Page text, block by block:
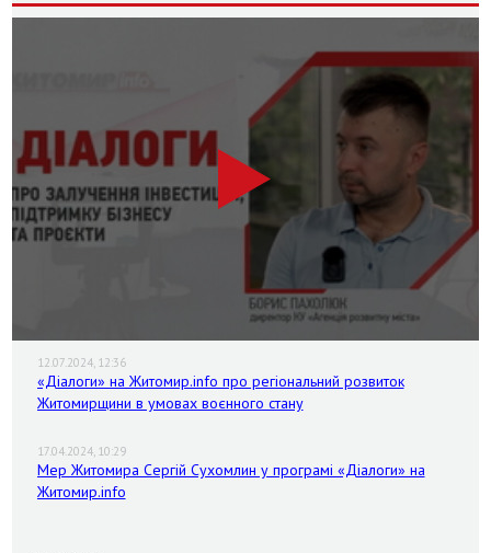
12.07.2024, 12:36
«Діалоги» на Житомир.info про регіональний розвиток
Житомирщини в умовах воєнного стану
17.04.2024, 10:29
Мер Житомира Сергій Сухомлин у програмі «Діалоги» на
Житомир.info